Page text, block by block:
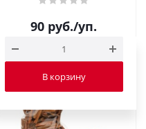
90 руб./уп.
В корзину